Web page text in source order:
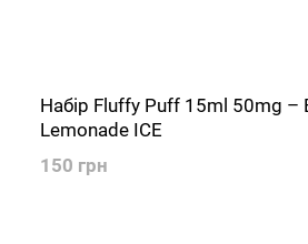
Набір Fluffy Puff 15ml 50mg –
Lemonade ICE
150 грн